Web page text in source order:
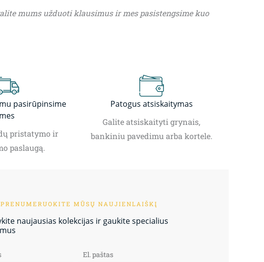
mums užduoti klausimus ir mes pasistengsime kuo
pasirūpinsime
mes
pristatymo ir
paslaugą.
Patogus atsiskaitymas
Galite atsiskaityti grynais,
bankiniu pavedimu arba kortele.
PRENUMERUOKITE MŪSŲ NAUJIENLAIŠKĮ
naujausias kolekcijas ir gaukite specialius